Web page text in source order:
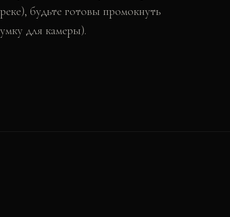
будьте готовы промокнуть
для камеры).